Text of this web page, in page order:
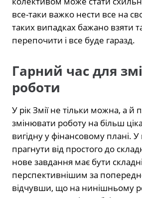
все-таки важко нести все на
таких випадках бажано взяти
перепочити і все буде гаразд.
Гарний час для
роботи
У рік Змії не тільки можна, а й
змінювати роботу на більш
вигідну у фінансовому плані. У
прагнути від простого до
нове завдання має бути
перспективнішим за
відчувши, що на нинішньому